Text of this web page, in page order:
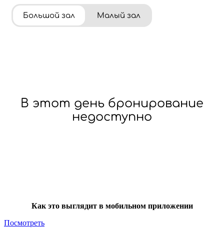
Как это выглядит в мобильном приложении
Посмотреть